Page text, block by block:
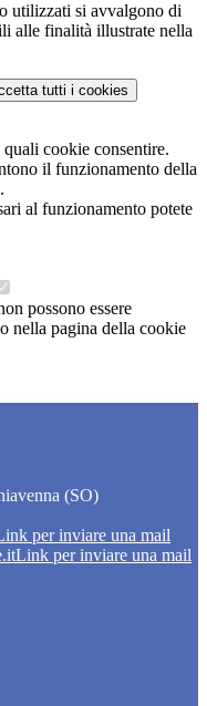
utilizzati si avvalgono di
alle finalità illustrate nella
tutti i cookies
quali cookie consentire.
il funzionamento della
al funzionamento potete
possono essere
nella pagina della cookie
(SO)
per inviare una mail
Link per inviare una mail